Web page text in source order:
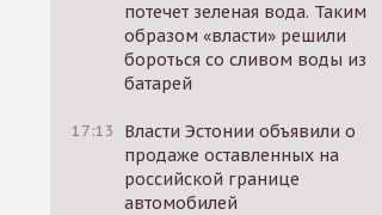
потечет зеленая вода. Таким
образом «власти» решили
бороться со сливом воды из
батарей
17:13
Власти Эстонии объявили о
продаже оставленных на
российской границе
автомобилей